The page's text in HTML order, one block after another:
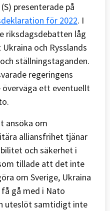
presenterade på
för 2022. I
riksdagsdebatten låg
och Rysslands
ställningstaganden.
regeringens
ett eventuellt
ansöka om
alliansfrihet tjänar
och säkerhet i
tillade att det inte
om Sverige, Ukraina
gå med i Nato
uteslöt samtidigt inte